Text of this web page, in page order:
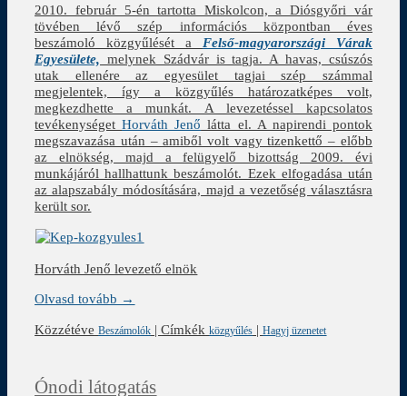
2010. február 5-én tartotta Miskolcon, a Diósgyőri vár
tövében lévő szép információs központban éves
beszámoló közgyűlését a Felső-magyarországi Várak
Egyesülete, melynek Szádvár is tagja. A havas, csúszós
utak ellenére az egyesület tagjai szép számmal
megjelentek, így a közgyűlés határozatképes volt,
megkezdhette a munkát. A levezetéssel kapcsolatos
tevékenységetHorváth Jenő látta el. A napirendi pontok
megszavazása után – amiből volt vagy tizenkettő – előbb
az elnökség, majd a felügyelő bizottság 2009. évi
munkájáról hallhattunk beszámolót. Ezek elfogadása után
az alapszabály módosítására, majd a vezetőség választásra
került sor.
Horváth Jenő levezető elnök
Olvasd tovább →
Közzétéve Beszámolók |Címkék közgyűlés |Hagyj üzenetet
Ónodi látogatás